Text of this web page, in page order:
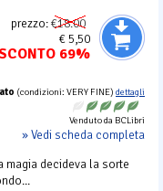
prezzo:€18.00
€ 5,50
69%
(condizioni: VERY FINE) dettagli
Venduto da BCLibri
» Vedi scheda completa
magia decideva la sorte